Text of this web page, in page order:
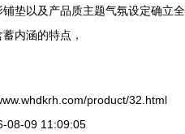
垫以及产品质主题气氛设定确立全
内涵的特点，
product/32.html
08-09 11:09:05